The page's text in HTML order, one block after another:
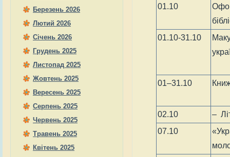
Березень 2026
Лютий 2026
Січень 2026
Грудень 2025
Листопад 2025
Жовтень 2025
Вересень 2025
Серпень 2025
Червень 2025
Травень 2025
Квітень 2025
01.10
01.10-31.10
01–31.10
02.10
–
07.10